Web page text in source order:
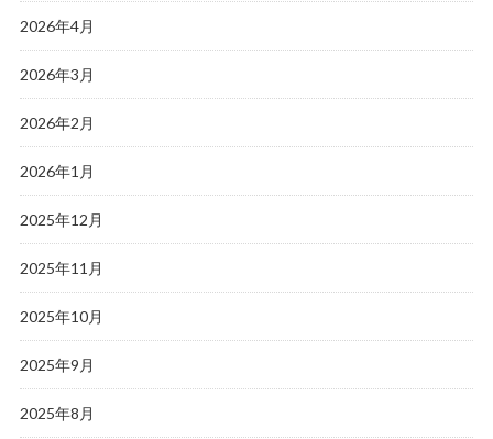
2026年4月
2026年3月
2026年2月
2026年1月
2025年12月
2025年11月
2025年10月
2025年9月
2025年8月